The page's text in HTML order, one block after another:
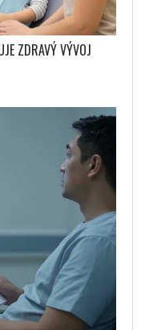
ZDRAVÝ VÝVOJ